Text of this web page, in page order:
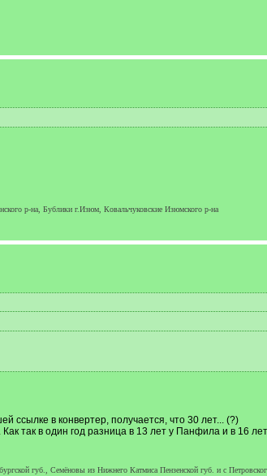
р-на, Бублики г.Изюм, Ковальчуковские Изюмского р-на
в конвертер, получается, что 30 лет... (?)
так в один год разница в 13 лет у Панфила и в 16
губ., Семёновы из Нижнего Катмиса Пензенской губ. и с